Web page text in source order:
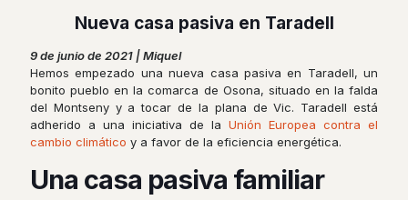
Nueva casa pasiva en Taradell
9 de junio de 2021 | Miquel
Hemos empezado una nueva casa pasiva en Taradell, un
bonito pueblo en la comarca de Osona, situado en la falda
del Montseny y a tocar de la plana de Vic. Taradell está
adherido a una iniciativa de la Unión Europea contra el
cambio climático y a favor de la eficiencia energética.
Una casa pasiva familiar